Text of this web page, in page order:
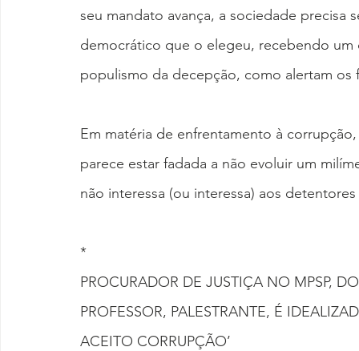
seu mandato avança, a sociedade
democrático que o elegeu, recebendo
populismo da decepção, como alertam os
Em matéria de enfrentamento à
parece estar fadada a não evoluir um
não interessa (ou interessa) aos
*
PROCURADOR DE JUSTIÇA NO MPSP,
PROFESSOR, PALESTRANTE, É
ACEITO CORRUPÇÃO’